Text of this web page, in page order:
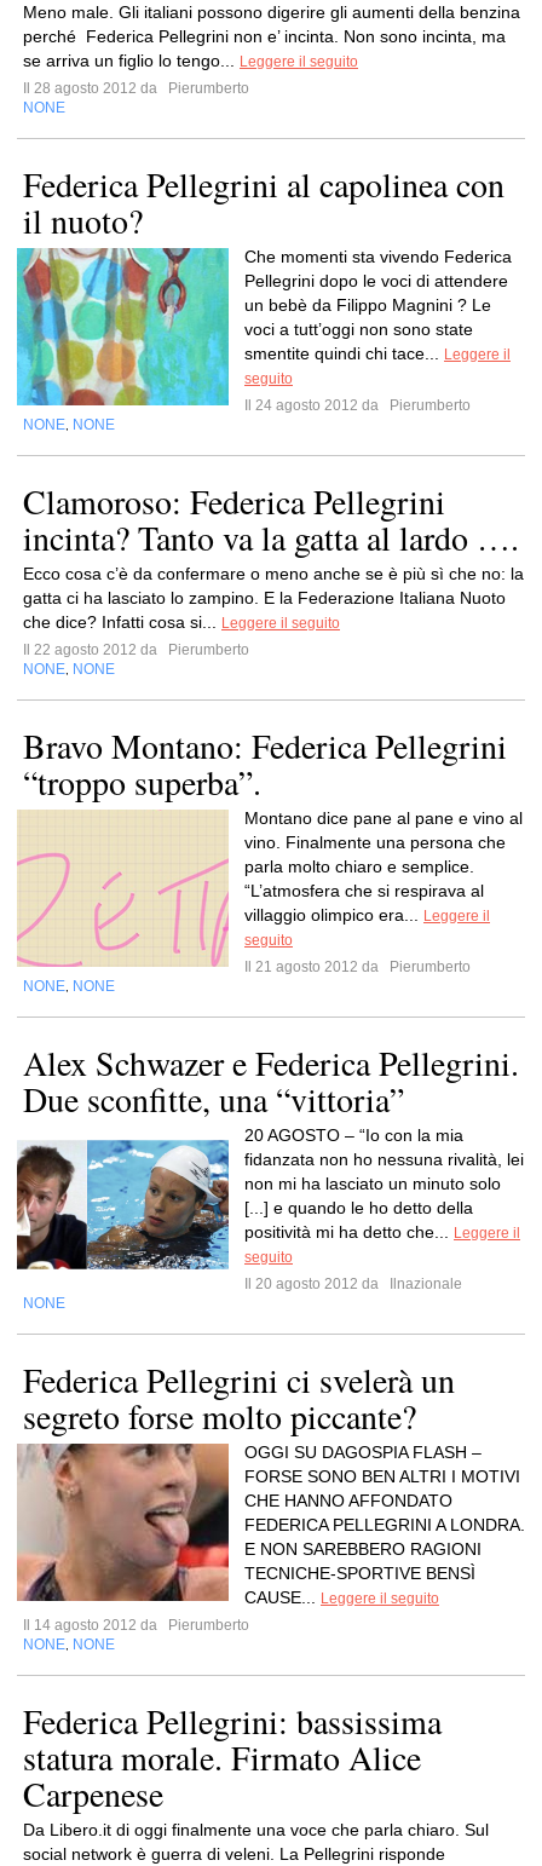
Meno male. Gli italiani possono digerire gli aumenti della benzina
perché Federica Pellegrini non e’ incinta. Non sono incinta, ma
se arriva un figlio lo tengo...
Leggere il seguito
Il 28 agosto 2012 da
Pierumberto
NONE
Federica Pellegrini al capolinea con
il nuoto?
Che momenti sta vivendo Federica
Pellegrini dopo le voci di attendere
un bebè da Filippo Magnini ? Le
voci a tutt’oggi non sono state
smentite quindi chi tace...
Leggere il
seguito
Il 24 agosto 2012 da
Pierumberto
NONE NONE
Clamoroso: Federica Pellegrini
incinta? Tanto va la gatta al lardo ….
Ecco cosa c’è da confermare o meno anche se è più sì che no: la
gatta ci ha lasciato lo zampino. E la Federazione Italiana Nuoto
che dice? Infatti cosa si...
Leggere il seguito
Il 22 agosto 2012 da
Pierumberto
NONE NONE
Bravo Montano: Federica Pellegrini
“troppo superba”.
Montano dice pane al pane e vino al
vino. Finalmente una persona che
parla molto chiaro e semplice.
“L’atmosfera che si respirava al
villaggio olimpico era...
Leggere il
seguito
Il 21 agosto 2012 da
Pierumberto
NONE NONE
Alex Schwazer e Federica Pellegrini.
Due sconfitte, una “vittoria”
20 AGOSTO – “Io con la mia
fidanzata non ho nessuna rivalità, lei
non mi ha lasciato un minuto solo
[...] e quando le ho detto della
positività mi ha detto che...
Leggere il
seguito
Il 20 agosto 2012 da
Ilnazionale
NONE
Federica Pellegrini ci svelerà un
segreto forse molto piccante?
OGGI SU DAGOSPIA FLASH –
FORSE SONO BEN ALTRI I MOTIVI
CHE HANNO AFFONDATO
FEDERICA PELLEGRINI A LONDRA.
E NON SAREBBERO RAGIONI
TECNICHE-SPORTIVE BENSÌ
CAUSE...
Leggere il seguito
Il 14 agosto 2012 da
Pierumberto
NONE NONE
Federica Pellegrini: bassissima
statura morale. Firmato Alice
Carpenese
Da Libero.it di oggi finalmente una voce che parla chiaro. Sul
social network è guerra di veleni. La Pellegrini risponde